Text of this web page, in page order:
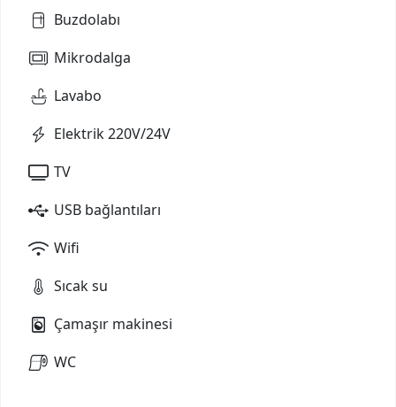
Buzdolabı
Mikrodalga
Lavabo
Elektrik 220V/24V
TV
USB bağlantıları
Wifi
Sıcak su
Çamaşır makinesi
WC